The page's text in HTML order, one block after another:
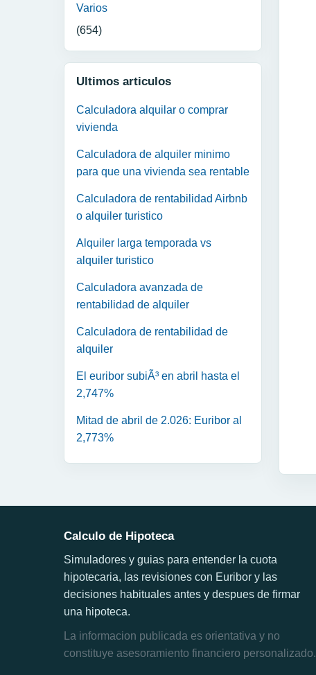
Varios
(654)
Ultimos articulos
Calculadora alquilar o comprar
vivienda
Calculadora de alquiler minimo
para que una vivienda sea rentable
Calculadora de rentabilidad Airbnb
o alquiler turistico
Alquiler larga temporada vs
alquiler turistico
Calculadora avanzada de
rentabilidad de alquiler
Calculadora de rentabilidad de
alquiler
El euribor subiÃ³ en abril hasta el
2,747%
Mitad de abril de 2.026: Euribor al
2,773%
Calculo de Hipoteca
Simuladores y guias para entender la cuota
hipotecaria, las revisiones con Euribor y las
decisiones habituales antes y despues de firmar
una hipoteca.
La informacion publicada es orientativa y no
constituye asesoramiento financiero personalizado.